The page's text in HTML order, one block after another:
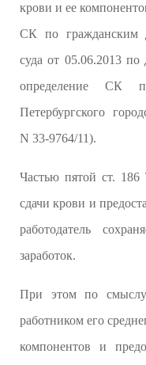
крови и ее
СК по гражданским
суда от 05.06.2013 по
определение СК
Петербургского
N 33-9764/11).
Частью пятой ст.
сдачи крови и
работодатель
заработок.
При этом по
работником его
компонентов и